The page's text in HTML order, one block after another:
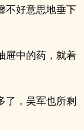
不好意思地垂下
屉中的药，就着
了，吴军也所剩